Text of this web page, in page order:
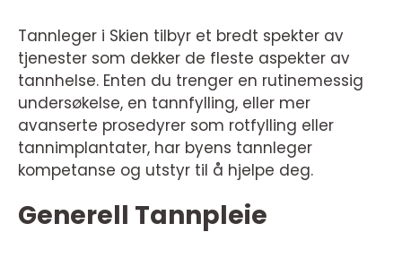
Tannleger i Skien tilbyr et bredt spekter av
tjenester som dekker de fleste aspekter av
tannhelse. Enten du trenger en rutinemessig
undersøkelse, en tannfylling, eller mer
avanserte prosedyrer som rotfylling eller
tannimplantater, har byens tannleger
kompetanse og utstyr til å hjelpe deg.
Generell Tannpleie